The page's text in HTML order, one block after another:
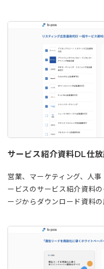
サービス紹介資料DL仕
営業、マーケティング、人
ービスのサービス紹介資料
ージからダウンロード資料の